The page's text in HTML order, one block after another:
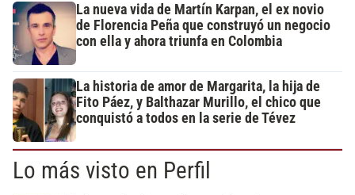
La nueva vida de Martín Karpan, el ex novio
de Florencia Peña que construyó un negocio
con ella y ahora triunfa en Colombia
La historia de amor de Margarita, la hija de
Fito Páez, y Balthazar Murillo, el chico que
conquistó a todos en la serie de Tévez
Lo más visto en Perfil